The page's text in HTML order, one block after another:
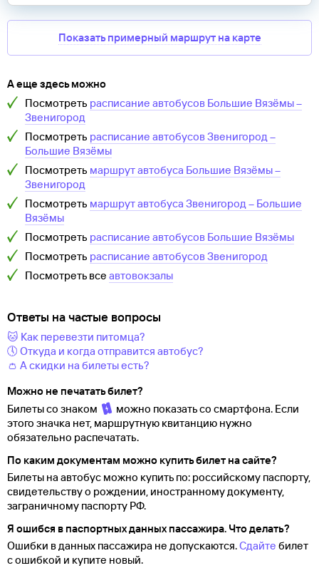
Показать примерный маршрут на карте
А еще здесь можно
Посмотреть расписание автобусов Большие Вязёмы–
Звенигород
Посмотреть расписание автобусовЗвенигород–
Большие Вязёмы
Посмотреть маршрут автобуса Большие Вязёмы–
Звенигород
Посмотреть маршрут автобуса Звенигород– Большие
Вязёмы
Посмотреть расписание автобусов Большие Вязёмы
Посмотреть расписание автобусовЗвенигород
Посмотреть все автовокзалы
Ответы на частые вопросы
🐱 Как перевезти питомца?
🕔 Откуда и когда отправится автобус?
👛 А скидки на билеты есть?
Можно не печатать билет?
Билеты со знаком
можно показать со смартфона. Если
этого значка нет, маршрутную квитанцию нужно
обязательно распечатать.
По каким документам можно купить билет на сайте?
Билеты на автобус можно купить по: российскому паспорту,
свидетельству о рождении, иностранному документу,
заграничному паспорту РФ.
Я ошибся в паспортных данных пассажира. Что делать?
Ошибки в данных пассажира не допускаются.Сдайте билет
с ошибкой и купите новый.